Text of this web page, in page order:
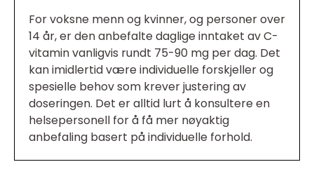
For voksne menn og kvinner, og personer over
14 år, er den anbefalte daglige inntaket av C-
vitamin vanligvis rundt 75-90 mg per dag. Det
kan imidlertid være individuelle forskjeller og
spesielle behov som krever justering av
doseringen. Det er alltid lurt å konsultere en
helsepersonell for å få mer nøyaktig
anbefaling basert på individuelle forhold.